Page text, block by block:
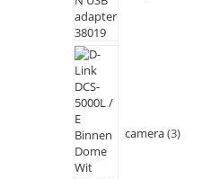
camera 3